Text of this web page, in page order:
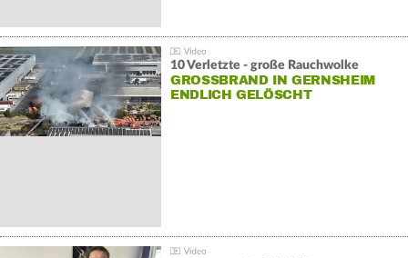
10 Verletzte - große Rauchwolke
GROSSBRAND IN GERNSHEIM E
NDLICH GELÖSCHT